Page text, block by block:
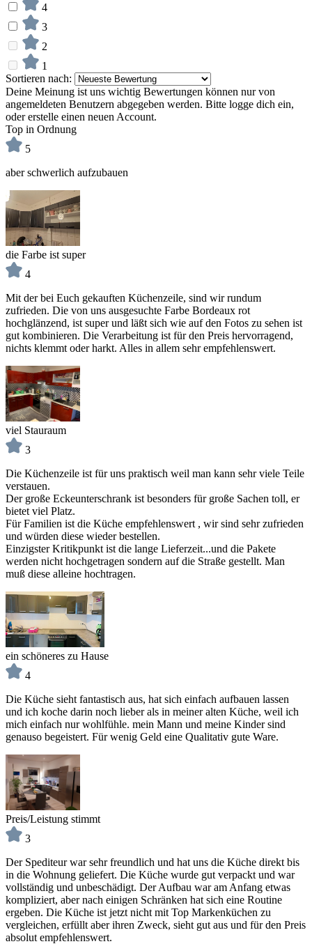
4
3
2
1
Sortieren nach:
Deine Meinung ist uns wichtig Bewertungen können nur von
angemeldeten Benutzern abgegeben werden. Bitte logge dich ein,
oder erstelle einen neuen Account.
Top in Ordnung
5
aber schwerlich aufzubauen
die Farbe ist super
4
Mit der bei Euch gekauften Küchenzeile, sind wir rundum
zufrieden. Die von uns ausgesuchte Farbe Bordeaux rot
hochglänzend, ist super und läßt sich wie auf den Fotos zu sehen ist
gut kombinieren. Die Verarbeitung ist für den Preis hervorragend,
nichts klemmt oder harkt. Alles in allem sehr empfehlenswert.
viel Stauraum
3
Die Küchenzeile ist für uns praktisch weil man kann sehr viele Teile
verstauen.
Der große Eckeunterschrank ist besonders für große Sachen toll, er
bietet viel Platz.
Für Familien ist die Küche empfehlenswert , wir sind sehr zufrieden
und würden diese wieder bestellen.
Einzigster Kritikpunkt ist die lange Lieferzeit...und die Pakete
werden nicht hochgetragen sondern auf die Straße gestellt. Man
muß diese alleine hochtragen.
ein schöneres zu Hause
4
Die Küche sieht fantastisch aus, hat sich einfach aufbauen lassen
und ich koche darin noch lieber als in meiner alten Küche, weil ich
mich einfach nur wohlfühle. mein Mann und meine Kinder sind
genauso begeistert. Für wenig Geld eine Qualitativ gute Ware.
Preis/Leistung stimmt
3
Der Spediteur war sehr freundlich und hat uns die Küche direkt bis
in die Wohnung geliefert. Die Küche wurde gut verpackt und war
vollständig und unbeschädigt. Der Aufbau war am Anfang etwas
kompliziert, aber nach einigen Schränken hat sich eine Routine
ergeben. Die Küche ist jetzt nicht mit Top Markenküchen zu
vergleichen, erfüllt aber ihren Zweck, sieht gut aus und für den Preis
absolut empfehlenswert.